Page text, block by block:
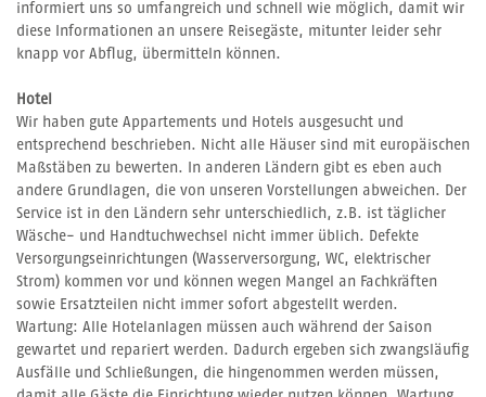
informiert uns so umfangreich und schnell wie möglich, damit wir
diese Informationen an unsere Reisegäste, mitunter leider sehr
knapp vor Abflug, übermitteln können.
Hotel
Wir haben gute Appartements und Hotels ausgesucht und
entsprechend beschrieben. Nicht alle Häuser sind mit europäischen
Maßstäben zu bewerten. In anderen Ländern gibt es eben auch
andere Grundlagen, die von unseren Vorstellungen abweichen. Der
Service ist in den Ländern sehr unterschiedlich, z.B. ist täglicher
Wäsche- und Handtuchwechsel nicht immer üblich. Defekte
Versorgungseinrichtungen (Wasserversorgung, WC, elektrischer
Strom) kommen vor und können wegen Mangel an Fachkräften
sowie Ersatzteilen nicht immer sofort abgestellt werden.
Wartung: Alle Hotelanlagen müssen auch während der Saison
gewartet und repariert werden. Dadurch ergeben sich zwangsläufig
Ausfälle und Schließungen, die hingenommen werden müssen,